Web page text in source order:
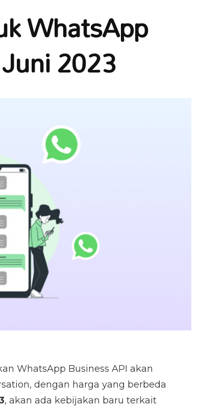
WhatsApp
2023
WhatsApp Business API akan
dengan harga yang berbeda
, akan ada kebijakan baru terkait